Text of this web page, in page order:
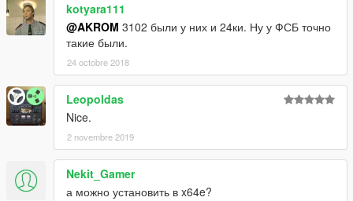
kotyara111
@AKROM 3102 были у них и 24ки. Ну у ФСБ точно
такие были.
24 octobre 2018
Leopoldas
Nice.
2 novembre 2019
Nekit_Gamer
а можно установить в x64e?